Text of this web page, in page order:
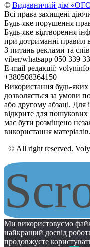
© Видавничий дім
Всі права захищені
Будь-яке порушення
Будь-яке відтворення
при дотриманні правил
З питань реклами та
viber/whatsapp 050 339
E-mail редакції:
+380508364150
Використання будь-яких
дозволяється за умови
або другому абзаці. Для
відкрите для
має бути розміщено
використання матеріалів.
© All right reserved.
Ми використовуємо
найкращий досвід
продовжуєте